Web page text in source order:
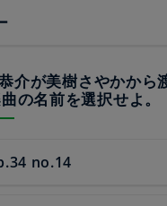
介が美樹さやかから
の名前を選択せよ。
no.14